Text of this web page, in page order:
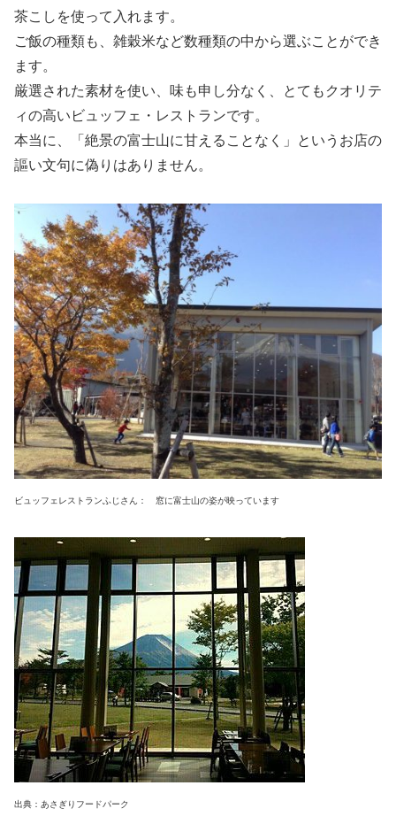
茶こしを使って入れます。
ご飯の種類も、雑穀米など数種類の中から選ぶことができ
ます。
厳選された素材を使い、味も申し分なく、とてもクオリテ
ィの高いビュッフェ・レストランです。
本当に、「絶景の富士山に甘えることなく」というお店の
謳い文句に偽りはありません。
ビュッフェレストランふじさん： 窓に富士山の姿が映っています
出典：あさぎりフードパーク